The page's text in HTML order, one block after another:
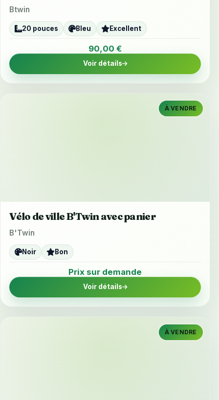
Btwin
20 pouces Bleu Excellent
90,00 €
Voir détails
À VENDRE
Vélo de ville B'Twin avec panier
B'Twin
Noir Bon
Prix sur demande
Voir détails
À VENDRE